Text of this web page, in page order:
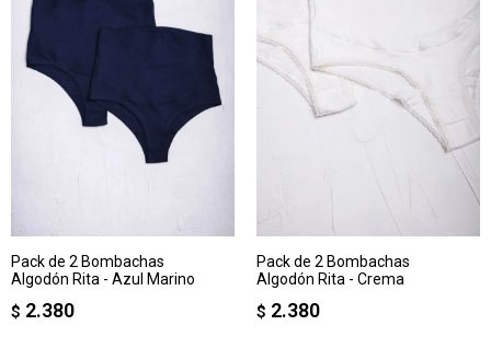
Pack de 2 Bombachas
Algodón Rita - Azul Marino
$ 2.380
Pack de 2 Bombachas
Algodón Rita - Crema
$ 2.380